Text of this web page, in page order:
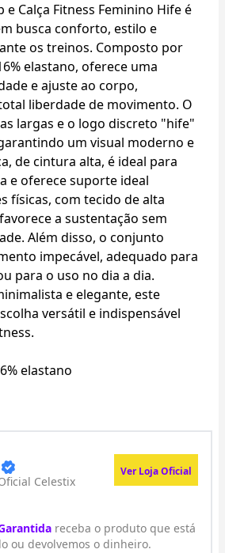
e Calça Fitness Feminino Hife é
busca conforto, estilo e
os treinos. Composto por
elastano, oferece uma
e ajuste ao corpo,
liberdade de movimento. O
largas e o logo discreto "hife"
um visual moderno e
de cintura alta, é ideal para
e oferece suporte ideal
físicas, com tecido de alta
a sustentação sem
Além disso, o conjunto
impecável, adequado para
para o uso no dia a dia.
e elegante, este
versátil e indispensável
elastano
Celestix
Ver Loja Oficial
receba o produto que está
ou devolvemos o dinheiro.